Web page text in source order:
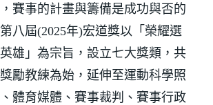
賽事的計畫與籌備是成功與否的
八屆(2025年)宏道獎以「榮耀選
雄」為宗旨，設立七大獎類，共
勵教練為始，延伸至運動科學照
體育媒體、賽事裁判、賽事行政